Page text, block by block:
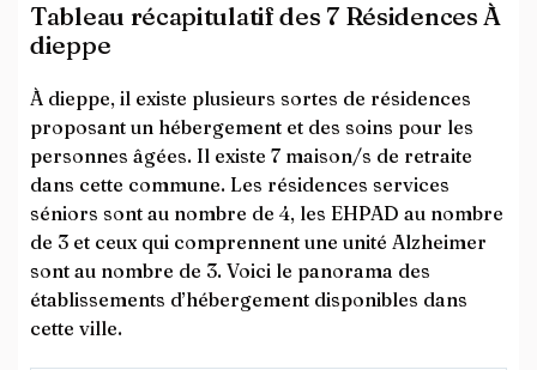
Tableau récapitulatif des 7 Résidences À
dieppe
À dieppe, il existe plusieurs sortes de résidences
proposant un hébergement et des soins pour les
personnes âgées. Il existe 7 maison/s de retraite
dans cette commune. Les résidences services
séniors sont au nombre de 4, les EHPAD au nombre
de 3 et ceux qui comprennent une unité Alzheimer
sont au nombre de 3. Voici le panorama des
établissements d’hébergement disponibles dans
cette ville.